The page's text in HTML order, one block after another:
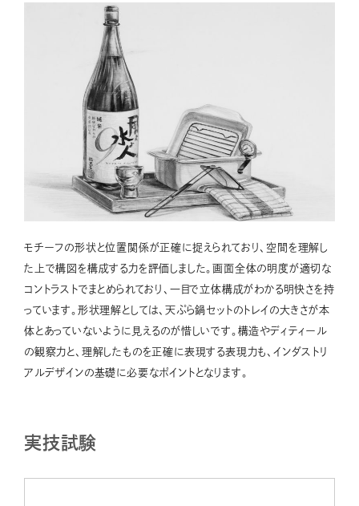
モチーフの形状と位置関係が正確に捉えられており、空間を理解し
た上で構図を構成する力を評価しました。画面全体の明度が適切な
コントラストでまとめられており、一目で立体構成がわかる明快さを持
っています。形状理解としては、天ぷら鍋セットのトレイの大きさが本
体とあっていないように見えるのが惜しいです。構造やディティール
の観察力と、理解したものを正確に表現する表現力も、インダストリ
アルデザインの基礎に必要なポイントとなります。
実技試験